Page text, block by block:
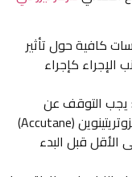
كافية حول تأثير
الإجراء كإجراء
يجب التوقف عن
استخدام بعض الأدوية، وأشهرها الأيزوتريتينوين (Accutane)
قبل البدء